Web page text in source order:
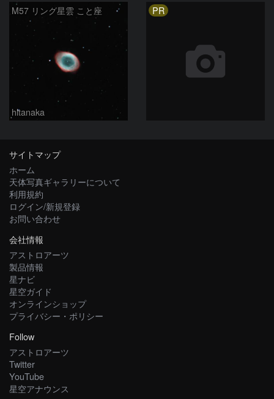
M57 リング星雲 こと座
hltanaka
PR
サイトマップ
ホーム
天体写真ギャラリーについて
利用規約
ログイン/新規登録
お問い合わせ
会社情報
アストロアーツ
製品情報
星ナビ
星空ガイド
オンラインショップ
プライバシー・ポリシー
Follow
アストロアーツ
Twitter
YouTube
星空アナウンス